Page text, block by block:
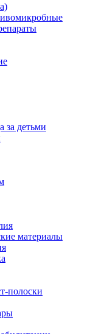
за детьми
материалы
полоски